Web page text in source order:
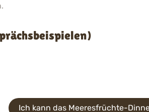
Ich kann das Meeresfrüchte-